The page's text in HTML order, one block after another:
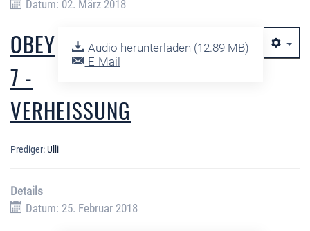
Datum: 02. März 2018
Audio herunterladen (12.89 MB)
E-Mail
OBEY
7 -
VERHEISSUNG
Prediger:Ulli
Details
Datum: 25. Februar 2018